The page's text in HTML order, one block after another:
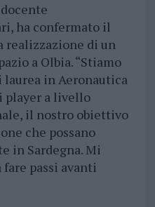
ha confermato il
realizzazione di un
a Olbia. “Stiamo
in Aeronautica
player a livello
il nostro obiettivo
che possano
in Sardegna. Mi
fare passi avanti